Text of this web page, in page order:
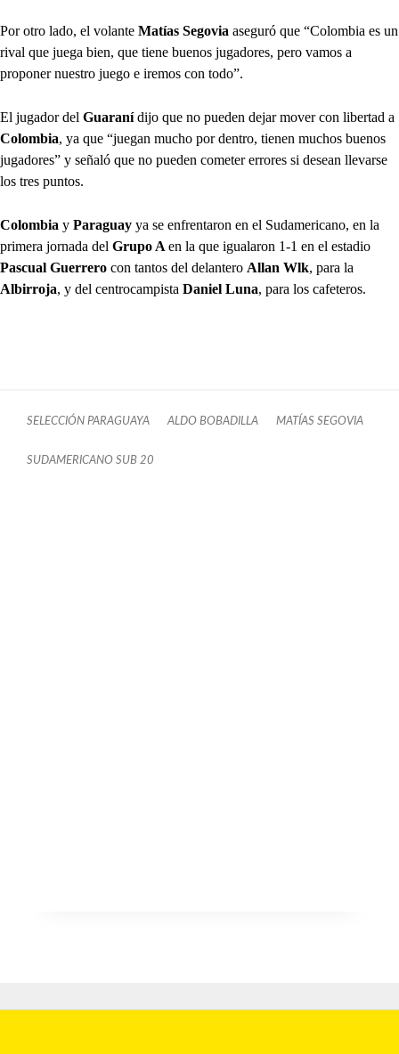
Por otro lado, el volante Matías Segovia aseguró que “Colombia es un
rival que juega bien, que tiene buenos jugadores, pero vamos a
proponer nuestro juego e iremos con todo”.
El jugador del Guaranídijo que no pueden dejar mover con libertad a
Colombia, ya que “juegan mucho por dentro, tienen muchos buenos
jugadores” y señaló que no pueden cometer errores si desean llevarse
los tres puntos.
Colombia y Paraguay ya se enfrentaron en el Sudamericano, en la
primera jornada del Grupo A en la que igualaron 1-1 en el estadio
Pascual Guerrero con tantos del delantero Allan Wlk, para la
Albirroja, y del centrocampista Daniel Luna, para los cafeteros.
SELECCIÓN PARAGUAYA ALDO BOBADILLA MATÍAS SEGOVIA
SUDAMERICANO SUB 20